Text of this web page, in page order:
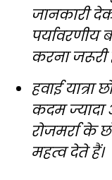
जानकारी
पर्यावरणीय
करना जरूरी
हवाई यात्रा
कदम ज्यादा
रोजमर्रा के
महत्व देते हैं।